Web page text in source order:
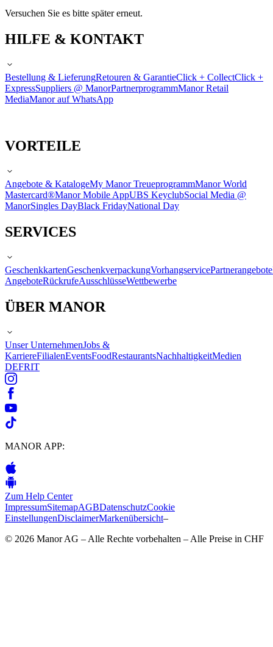
Versuchen Sie es bitte später erneut.
HILFE & KONTAKT
Bestellung & LieferungRetouren & GarantieClick + CollectClick +
ExpressSuppliers @ ManorPartnerprogrammManor Retail
MediaManor auf WhatsApp
VORTEILE
Angebote & KatalogeMy Manor TreueprogrammManor World
Mastercard®Manor Mobile AppUBS KeyclubSocial Media @
ManorSingles DayBlack FridayNational Day
SERVICES
GeschenkkartenGeschenkverpackungVorhangservicePartnerangebote
AngeboteRückrufeAusschlüsseWettbewerbe
ÜBER MANOR
Unser UnternehmenJobs &
KarriereFilialenEventsFoodRestaurantsNachhaltigkeitMedien
DEFRIT
MANOR APP:
Zum Help Center
ImpressumSitemapAGBDatenschutzCookie
EinstellungenDisclaimerMarkenübersicht–
© 2026 Manor AG – Alle Rechte vorbehalten – Alle Preise in CHF